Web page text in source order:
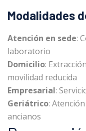
Modalidades
Atención en sede:
laboratorio
Domicilio:
movilidad reducida
Empresarial:
Geriátrico:
ancianos